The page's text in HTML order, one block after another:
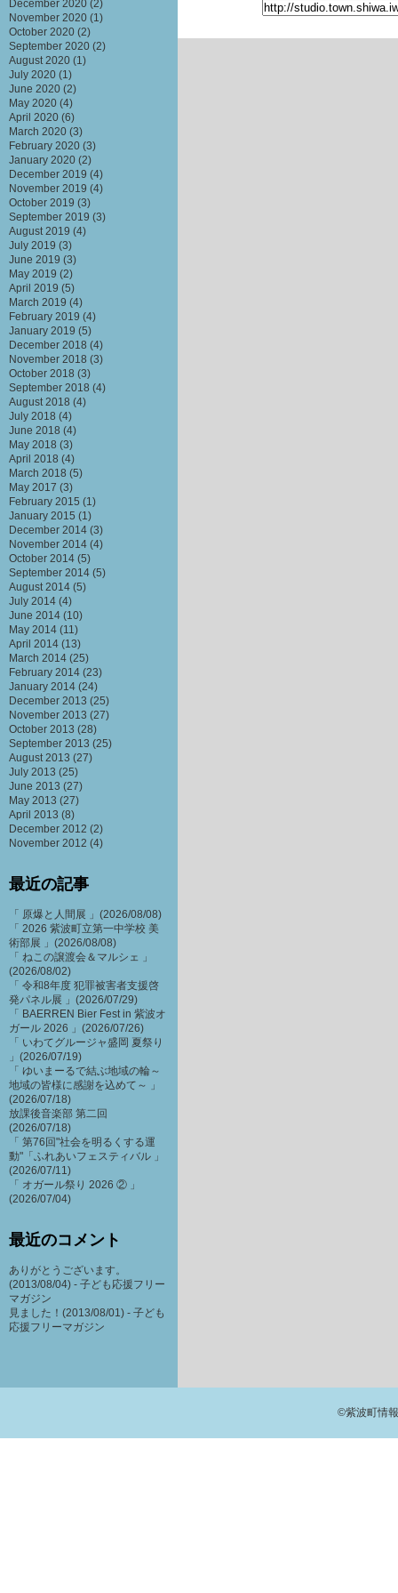
December 2020 (2)
November 2020 (1)
October 2020 (2)
September 2020 (2)
August 2020 (1)
July 2020 (1)
June 2020 (2)
May 2020 (4)
April 2020 (6)
March 2020 (3)
February 2020 (3)
January 2020 (2)
December 2019 (4)
November 2019 (4)
October 2019 (3)
September 2019 (3)
August 2019 (4)
July 2019 (3)
June 2019 (3)
May 2019 (2)
April 2019 (5)
March 2019 (4)
February 2019 (4)
January 2019 (5)
December 2018 (4)
November 2018 (3)
October 2018 (3)
September 2018 (4)
August 2018 (4)
July 2018 (4)
June 2018 (4)
May 2018 (3)
April 2018 (4)
March 2018 (5)
May 2017 (3)
February 2015 (1)
January 2015 (1)
December 2014 (3)
November 2014 (4)
October 2014 (5)
September 2014 (5)
August 2014 (5)
July 2014 (4)
June 2014 (10)
May 2014 (11)
April 2014 (13)
March 2014 (25)
February 2014 (23)
January 2014 (24)
December 2013 (25)
November 2013 (27)
October 2013 (28)
September 2013 (25)
August 2013 (27)
July 2013 (25)
June 2013 (27)
May 2013 (27)
April 2013 (8)
December 2012 (2)
November 2012 (4)
最近の記事
「 原爆と人間展 」(2026/08/08)
「 2026 紫波町立第一中学校 美
術部展 」(2026/08/08)
「 ねこの譲渡会＆マルシェ 」
(2026/08/02)
「 令和8年度 犯罪被害者支援啓
発パネル展 」(2026/07/29)
「 BAERREN Bier Fest in 紫波オ
ガール 2026 」(2026/07/26)
「 いわてグルージャ盛岡 夏祭り
」(2026/07/19)
「 ゆいまーるで結ぶ地域の輪～
地域の皆様に感謝を込めて～ 」
(2026/07/18)
放課後音楽部 第二回
(2026/07/18)
「 第76回"社会を明るくする運
動"「ふれあいフェスティバル 」
(2026/07/11)
「 オガール祭り 2026 ② 」
(2026/07/04)
最近のコメント
ありがとうございます。
(2013/08/04) - 子ども応援フリー
マガジン
見ました！(2013/08/01) - 子ども
応援フリーマガジン
©紫波町情